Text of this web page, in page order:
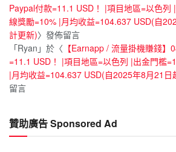
Paypal付款=11.1 USD！ |項目地區=以色列
線獎勵=10% |月均收益=104.637 USD(自
計更新)〉發佈留言
「Ryan 」於〈 【Earnapp / 流量掛機賺錢
=11.1 USD！ |項目地區=以色列 |出金門檻
|月均收益=104.637 USD(自2025年8月21日
留言
贊助廣告 Sponsored Ad